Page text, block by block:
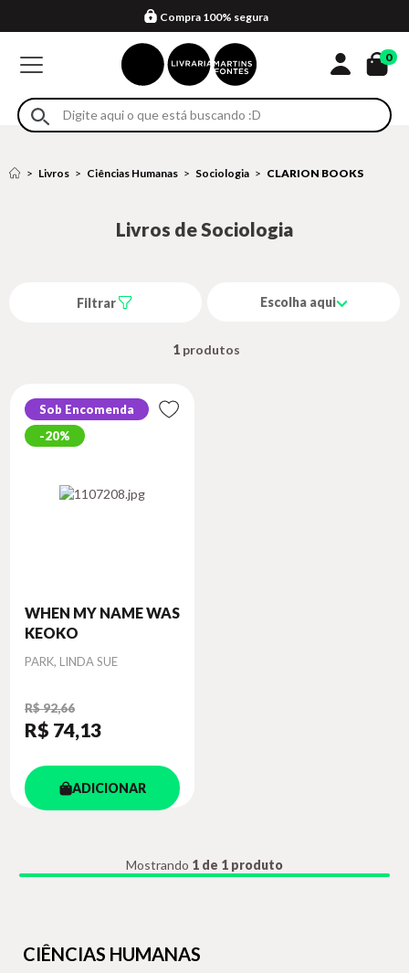
Formas de entrega
Compra 100% segura
Em até 4x sem juros no cartão*
Retire na loja
Eventos
0
Livros Ciências Humanas Sociologia CLARION BOOKS
Livros de Sociologia
Filtrar Escolha aqui
1
Sob Encomenda
20%
WHEN MY NAME WAS
KEOKO
Autor
PARK, LINDA SUE
R$ 92,66
R$ 74,13
ADICIONAR
Mostrando 1 de 1 produto
CIÊNCIAS HUMANAS